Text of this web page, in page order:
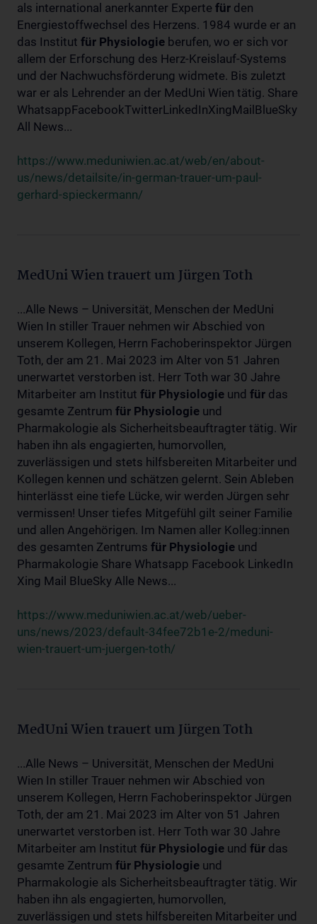
als international anerkannter Experte für den
Energiestoffwechsel des Herzens. 1984 wurde er an
das Institut für Physiologie berufen, wo er sich vor
allem der Erforschung des Herz-Kreislauf-Systems
und der Nachwuchsförderung widmete. Bis zuletzt
war er als Lehrender an der MedUni Wien tätig. Share
WhatsappFacebookTwitterLinkedInXingMailBlueSky
All News...
https://www.meduniwien.ac.at/web/en/about-
us/news/detailsite/in-german-trauer-um-paul-
gerhard-spieckermann/
MedUni Wien trauert um Jürgen Toth
...Alle News – Universität, Menschen der MedUni
Wien In stiller Trauer nehmen wir Abschied von
unserem Kollegen, Herrn Fachoberinspektor Jürgen
Toth, der am 21. Mai 2023 im Alter von 51 Jahren
unerwartet verstorben ist. Herr Toth war 30 Jahre
Mitarbeiter am Institut für Physiologie und für das
gesamte Zentrum für Physiologie und
Pharmakologie als Sicherheitsbeauftragter tätig. Wir
haben ihn als engagierten, humorvollen,
zuverlässigen und stets hilfsbereiten Mitarbeiter und
Kollegen kennen und schätzen gelernt. Sein Ableben
hinterlässt eine tiefe Lücke, wir werden Jürgen sehr
vermissen! Unser tiefes Mitgefühl gilt seiner Familie
und allen Angehörigen. Im Namen aller Kolleg:innen
des gesamten Zentrums für Physiologie und
Pharmakologie Share Whatsapp Facebook LinkedIn
Xing Mail BlueSky Alle News...
https://www.meduniwien.ac.at/web/ueber-
uns/news/2023/default-34fee72b1e-2/meduni-
wien-trauert-um-juergen-toth/
MedUni Wien trauert um Jürgen Toth
...Alle News – Universität, Menschen der MedUni
Wien In stiller Trauer nehmen wir Abschied von
unserem Kollegen, Herrn Fachoberinspektor Jürgen
Toth, der am 21. Mai 2023 im Alter von 51 Jahren
unerwartet verstorben ist. Herr Toth war 30 Jahre
Mitarbeiter am Institut für Physiologie und für das
gesamte Zentrum für Physiologie und
Pharmakologie als Sicherheitsbeauftragter tätig. Wir
haben ihn als engagierten, humorvollen,
zuverlässigen und stets hilfsbereiten Mitarbeiter und